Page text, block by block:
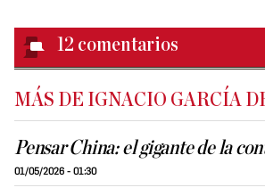
12 comentarios
MÁS DE IGNACIO GARCÍA
Pensar China: el gigante de la
01/05/2026 - 01:30